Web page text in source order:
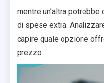
mentre un’altra potrebbe
di spese extra.
capire quale opzione
prezzo.